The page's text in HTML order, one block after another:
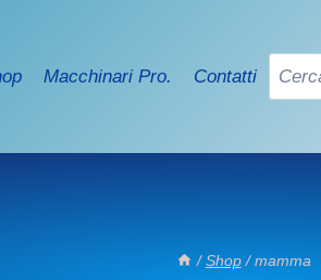
Macchinari Pro. Contatti
Ricerca
per:
/ Shop / mamma